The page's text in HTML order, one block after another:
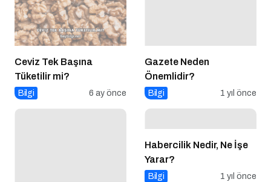
Ceviz Tek Başına
Tüketilir mi?
Bilgi 6 ay önce
Gazete Neden
Önemlidir?
Bilgi 1 yıl önce
Habercilik Nedir, Ne İşe
Yarar?
Bilgi 1 yıl önce